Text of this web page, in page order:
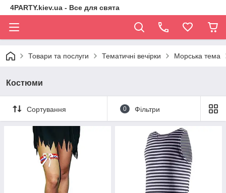
4PARTY.kiev.ua - Все для свята
Товари та послуги Тематичні вечірки Морська тема
Костюми
Сортування 0 Фільтри